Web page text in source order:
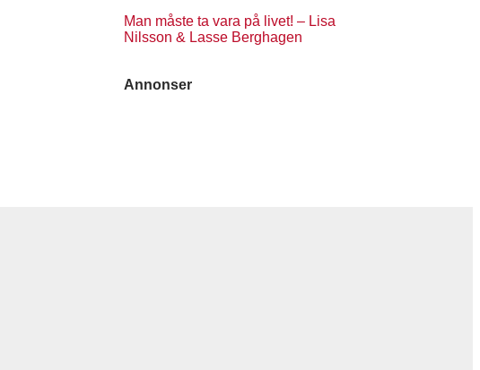
Man måste ta vara på livet! – Lisa
Nilsson & Lasse Berghagen
Annonser